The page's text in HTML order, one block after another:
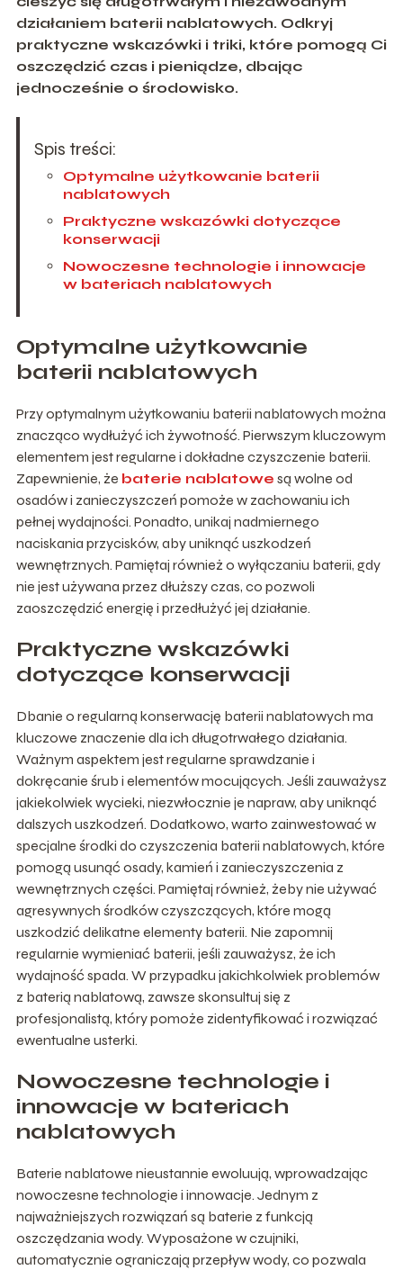
działaniem baterii nablatowych. Odkryj
praktyczne wskazówki i triki, które pomogą Ci
oszczędzić czas i pieniądze, dbając
jednocześnie o środowisko.
Spis treści:
Optymalne użytkowanie baterii
nablatowych
Praktyczne wskazówki dotyczące
konserwacji
Nowoczesne technologie i innowacje
w bateriach nablatowych
Optymalne użytkowanie
baterii nablatowych
Przy optymalnym użytkowaniu baterii nablatowych można
znacząco wydłużyć ich żywotność. Pierwszym kluczowym
elementem jest regularne i dokładne czyszczenie baterii.
Zapewnienie, że baterie nablatowe są wolne od
osadów i zanieczyszczeń pomoże w zachowaniu ich
pełnej wydajności. Ponadto, unikaj nadmiernego
naciskania przycisków, aby uniknąć uszkodzeń
wewnętrznych. Pamiętaj również o wyłączaniu baterii, gdy
nie jest używana przez dłuższy czas, co pozwoli
zaoszczędzić energię i przedłużyć jej działanie.
Praktyczne wskazówki
dotyczące konserwacji
Dbanie o regularną konserwację baterii nablatowych ma
kluczowe znaczenie dla ich długotrwałego działania.
Ważnym aspektem jest regularne sprawdzanie i
dokręcanie śrub i elementów mocujących. Jeśli zauważysz
jakiekolwiek wycieki, niezwłocznie je napraw, aby uniknąć
dalszych uszkodzeń. Dodatkowo, warto zainwestować w
specjalne środki do czyszczenia baterii nablatowych, które
pomogą usunąć osady, kamień i zanieczyszczenia z
wewnętrznych części. Pamiętaj również, żeby nie używać
agresywnych środków czyszczących, które mogą
uszkodzić delikatne elementy baterii. Nie zapomnij
regularnie wymieniać baterii, jeśli zauważysz, że ich
wydajność spada. W przypadku jakichkolwiek problemów
z baterią nablatową, zawsze skonsultuj się z
profesjonalistą, który pomoże zidentyfikować i rozwiązać
ewentualne usterki.
Nowoczesne technologie i
innowacje w bateriach
nablatowych
Baterie nablatowe nieustannie ewoluują, wprowadzając
nowoczesne technologie i innowacje. Jednym z
najważniejszych rozwiązań są baterie z funkcją
oszczędzania wody. Wyposażone w czujniki,
automatycznie ograniczają przepływ wody, co pozwala